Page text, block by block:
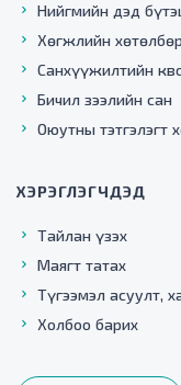
Нийгмийн дэд
Хөгжлийн
Санхүүжилтийн
Бичил зээлийн сан
Оюутны тэтгэлэгт
ХЭРЭГЛЭГЧДЭД
Тайлан үзэх
Маягт татах
Түгээмэл асуулт,
Холбоо барих